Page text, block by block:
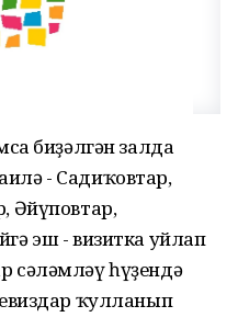
биҙәлгән залда
- Садиҡовтар,
Әйүповтар,
эш - визитка уйлап
сәләмләү һүҙендә
ҡулланып